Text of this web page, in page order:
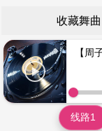
收藏舞曲
线路1